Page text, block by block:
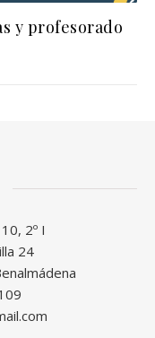
y profesorado
2º I
24